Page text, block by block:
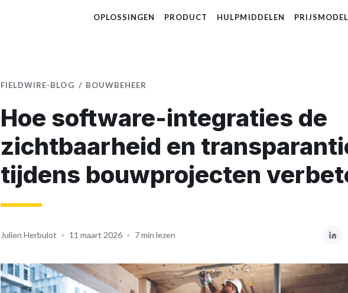
OPLOSSINGEN PRODUCT HULPMIDDELEN PRIJSMODEL
FIELDWIRE-BLOG BOUWBEHEER
Hoe software-integraties de
zichtbaarheid en
tijdens bouwprojecten
Julien Herbulot • 11 maart 2026 • 7 min lezen